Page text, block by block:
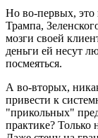
Но во-первых, это
Трампа,
мозги своей
деньги ей несут
посмеяться.
А во-вторых,
привести к
"прикольных"
практике? Только